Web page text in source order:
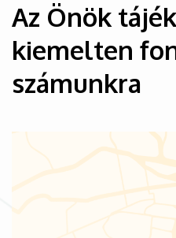
Az Önök
kiemelten
számunkra